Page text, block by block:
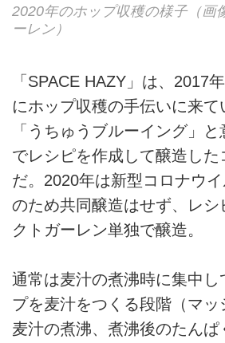
2020年のホップ収穫の様子（画
ーレン）
「SPACE HAZY」は、2017
にホップ収穫の手伝いに来て
「うちゅうブルーイング」
でレシピを作成して醸造した
だ。2020年は新型コロナウ
のため共同醸造はせず、レシ
クトガーレン単独で醸造。
通常は麦汁の煮沸時に集中し
プを麦汁をつくる段階（マッ
麦汁の煮沸、煮沸後のたんぱ